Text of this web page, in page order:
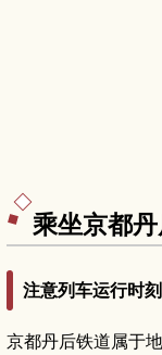
乘坐京都
注意列车运行时
京都丹后铁道属于